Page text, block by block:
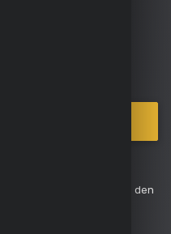
von
haben und bin
meiner Daten, gemäß den